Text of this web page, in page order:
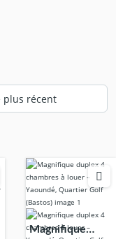
Magnifique